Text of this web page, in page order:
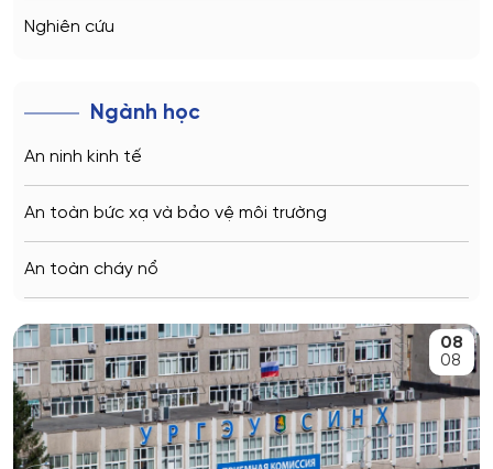
Kaliningrad
Kemerovo
Veliky Novgorod
Penza
Nghiên cứu
Ngành học
An ninh kinh tế
An toàn bức xạ và bảo vệ môi trường
An toàn cháy nổ
An toàn kỹ thuật và môi trường
An toàn môi trường kỹ thuật
An toàn thông tin
08
08